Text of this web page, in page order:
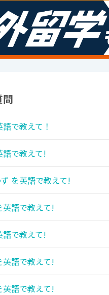
問
で教えて！
語で教えて!
を英語で教えて!
英語で教えて!
語で教えて!
英語で教えて!
語で教えて!